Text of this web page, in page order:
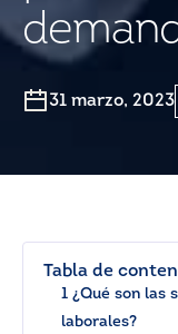
31 marzo, 2023
Tabla de
1 ¿Qué son las
laborales?